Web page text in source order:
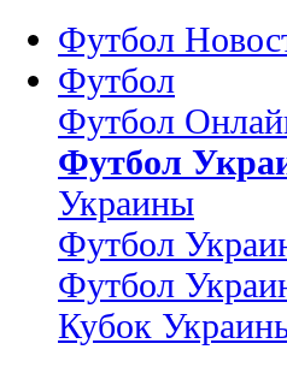
Футбол
Футбол
Футбол
Футбол
Украины
Футбол
Футбол
Кубок